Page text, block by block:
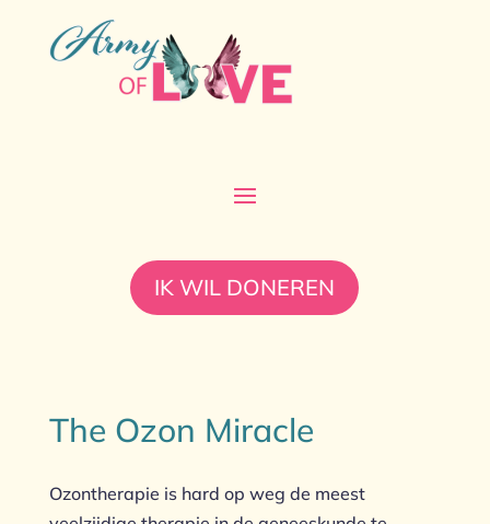
IK WIL DONEREN
The Ozon Miracle
Ozontherapie is hard op weg de meest